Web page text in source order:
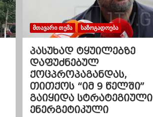
ᲛᲗᲐᲕᲐᲠᲘ ᲗᲔᲛᲐ ᲡᲐᲖᲝᲒᲐᲓᲝᲔᲑᲐ
პასუხად ტყუილებზე
დაფუძნებულ
ქოცპროპაგანდას,
თითქოს “იმ 9 წელში”
გაიყიდა სტრატეგიული
ენერგეტიკული